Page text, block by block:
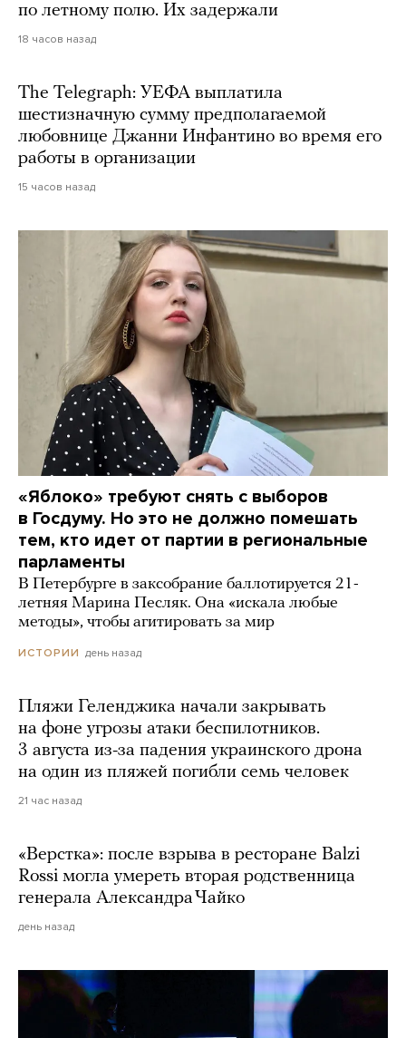
по летному полю. Их задержали
18 часов назад
The Telegraph: УЕФА выплатила
шестизначную сумму предполагаемой
любовнице Джанни Инфантино во время его
работы в организации
15 часов назад
«Яблоко» требуют снять с выборов
в Госдуму. Но это не должно помешать
тем, кто идет от партии в региональные
парламенты
В Петербурге в заксобрание баллотируется 21-
летняя Марина Песляк. Она «искала любые
методы», чтобы агитировать за мир
ИСТОРИИ день назад
Пляжи Геленджика начали закрывать
на фоне угрозы атаки беспилотников.
3 августа из-за падения украинского дрона
на один из пляжей погибли семь человек
21 час назад
«Верстка»: после взрыва в ресторане Balzi
Rossi могла умереть вторая родственница
генерала Александра Чайко
день назад